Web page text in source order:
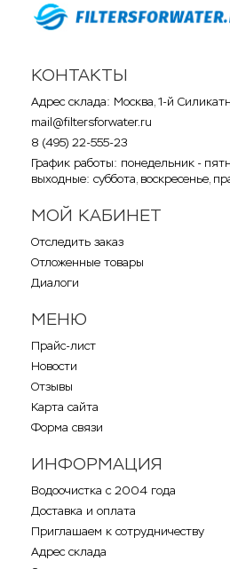
КОНТАКТЫ
Адрес склада: Москва, 1-й
mail@filtersforwater.ru
8 (495) 22-555-23
График работы: понедельник -
выходные: суббота, воскресенье,
МОЙ КАБИНЕТ
Отследить заказ
Отложенные товары
Диалоги
МЕНЮ
Прайс-лист
Новости
Отзывы
Карта сайта
Форма связи
ИНФОРМАЦИЯ
Водоочистка с 2004 года
Доставка и оплата
Приглашаем к сотрудничеству
Адрес склада